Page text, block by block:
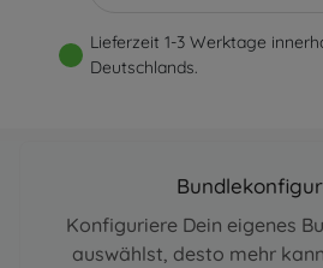
Lieferzeit 1-3 Werktage
Deutschlands.
Konfiguriere Dein eigenes
auswählst, desto mehr